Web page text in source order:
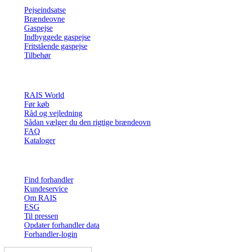
Pejseindsatse
Brændeovne
Gaspejse
Indbyggede gaspejse
Fritstående gaspejse
Tilbehør
RAIS World
Før køb
Råd og vejledning
Sådan vælger du den rigtige brændeovn
FAQ
Kataloger
Find forhandler
Kundeservice
Om RAIS
ESG
Til pressen
Opdater forhandler data
Forhandler-login